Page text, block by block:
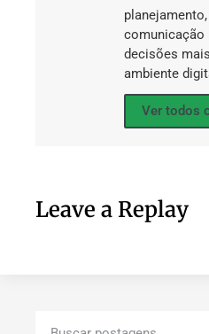
comunicação
decisões
ambiente
Ver todos
Leave a Replay